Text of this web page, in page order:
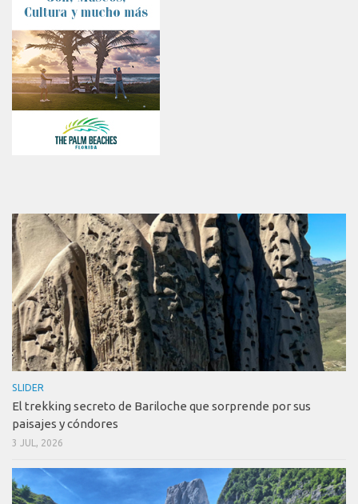
SLIDER
El trekking secreto de Bariloche que sorprende por sus
paisajes y cóndores
3 JUL, 2026